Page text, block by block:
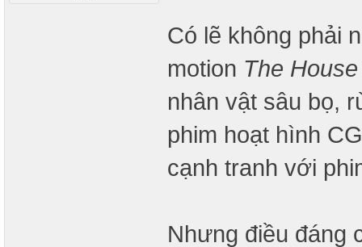
Có lẽ không phải
motion The House
nhân vật sâu bọ,
phim hoạt hình
cạnh tranh với
Nhưng điều đáng